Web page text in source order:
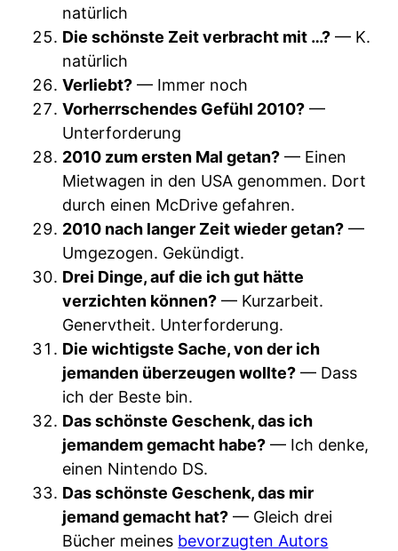
natürlich
Die schönste Zeit verbracht mit …? — K.
natürlich
Verliebt? — Immer noch
Vorherrschendes Gefühl 2010? —
Unterforderung
2010 zum ersten Mal getan? — Einen
Mietwagen in den USA genommen. Dort
durch einen McDrive gefahren.
2010 nach langer Zeit wieder getan? —
Umgezogen. Gekündigt.
Drei Dinge, auf die ich gut hätte
verzichten können? — Kurzarbeit.
Genervtheit. Unterforderung.
Die wichtigste Sache, von der ich
jemanden überzeugen wollte? — Dass
ich der Beste bin.
Das schönste Geschenk, das ich
jemandem gemacht habe? — Ich denke,
einen Nintendo DS.
Das schönste Geschenk, das mir
jemand gemacht hat? — Gleich drei
Bücher meines bevorzugten Autors